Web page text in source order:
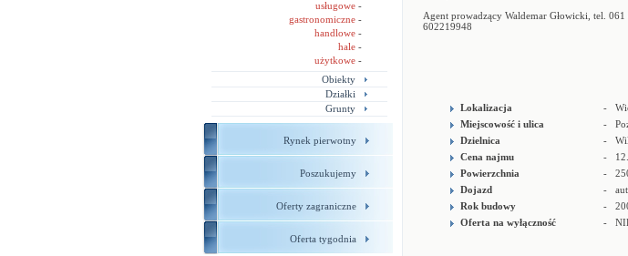
usługowe -
gastronomiczne -
handlowe -
hale -
użytkowe -
Obiekty
Działki
Grunty
Rynek pierwotny
Poszukujemy
Oferty zagraniczne
Oferta tygodnia
Agent prowadzący Waldemar Głowicki, tel.
602219948
Lokalizacja
-
Miejscowość i ulica
-
Dzielnica
-
Cena najmu
-
Powierzchnia
-
Dojazd
-
Rok budowy
-
Oferta na wyłączność
-